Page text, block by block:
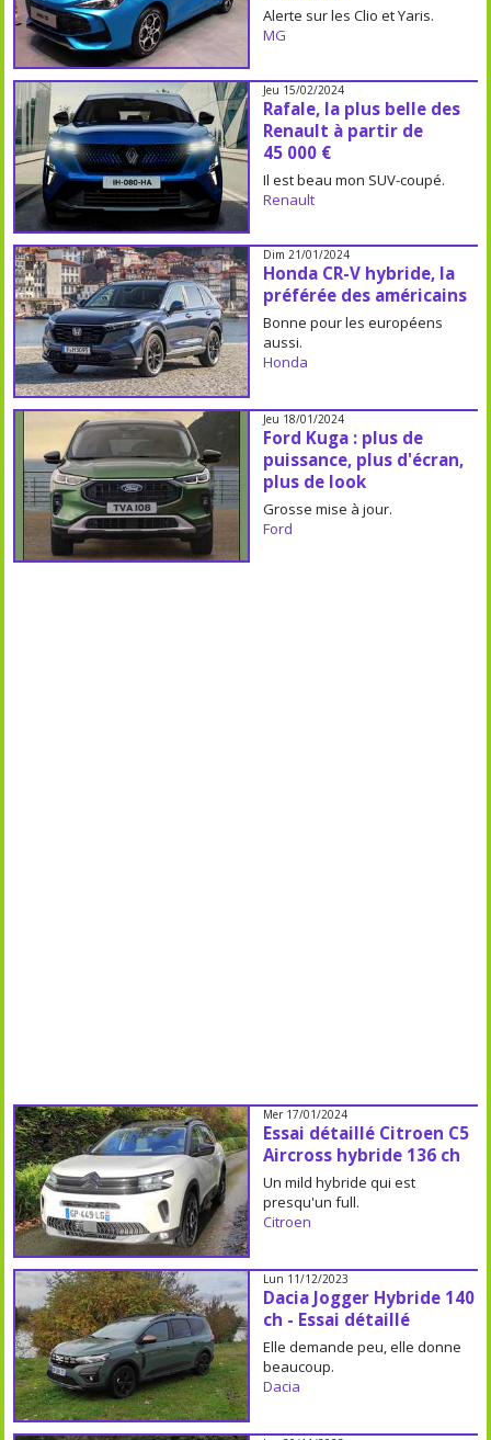
Alerte sur les Clio et Yaris.
MG
Jeu 15/02/2024
Rafale, la plus belle des
Renault à partir de
45 000 €
Il est beau mon SUV-coupé.
Renault
Dim 21/01/2024
Honda CR-V hybride, la
préférée des américains
Bonne pour les européens
aussi.
Honda
Jeu 18/01/2024
Ford Kuga : plus de
puissance, plus d'écran,
plus de look
Grosse mise à jour.
Ford
Mer 17/01/2024
Essai détaillé Citroen C5
Aircross hybride 136 ch
Un mild hybride qui est
presqu'un full.
Citroen
Lun 11/12/2023
Dacia Jogger Hybride 140
ch - Essai détaillé
Elle demande peu, elle donne
beaucoup.
Dacia